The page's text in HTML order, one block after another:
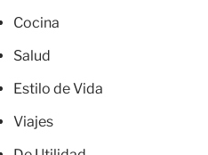
Cocina
Salud
Estilo de Vida
Viajes